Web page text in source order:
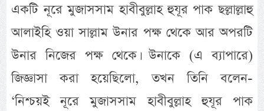
একটি নূরে মুজাসসাম হাবীবুল্লাহ হুযূর পাক ছল্লাল্লাহু
আলাইহি ওয়া সাল্লাম উনার পক্ষ থেকে আর অপরটি
উনার নিজের পক্ষ থেকে। উনাকে (এ ব্যাপারে)
জিজ্ঞাসা করা হয়েছিলো, তখন তিনি বলেন-
‘নিশ্চয়ই নূরে মুজাসসাম হাবীবুল্লাহ হুযূর পাক